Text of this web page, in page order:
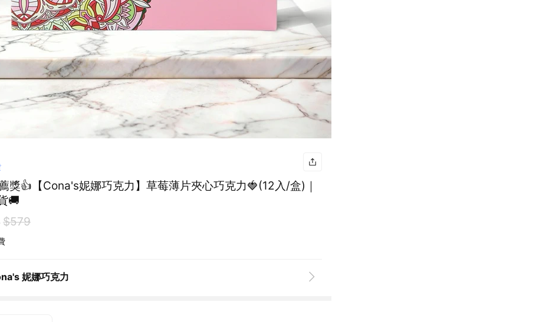
獎👍【Cona's妮娜巧克力】草莓薄片夾心巧克力🍓(12入/盒)｜
🚚
$579
妮娜巧克力